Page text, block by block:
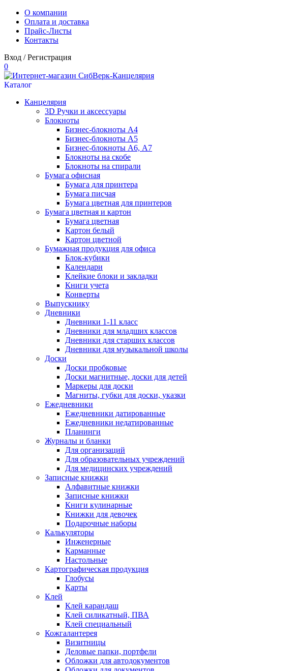
О компании
Оплата и доставка
Прайс-Листы
Контакты
Вход /Регистрация
0
Каталог
Канцелярия
3D Ручки и аксесcуары
Блокноты
Бизнес-блокноты А4
Бизнес-блокноты А5
Бизнес-блокноты А6, А7
Блокноты на скобе
Блокноты на спирали
Бумага офисная
Бумага для принтера
Бумага писчая
Бумага цветная для принтеров
Бумага цветная и картон
Бумага цветная
Картон белый
Картон цветной
Бумажная продукция для офиса
Блок-кубики
Календари
Клейкие блоки и закладки
Книги учета
Конверты
Выпускнику
Дневники
Дневники 1-11 класс
Дневники для младших классов
Дневники для старших классов
Дневники для музыкальной школы
Доски
Доски пробковые
Доски магнитные, доски для детей
Маркеры для доски
Магниты, губки для доски, указки
Ежедневники
Ежедневники датированные
Ежедневники недатированные
Планинги
Журналы и бланки
Для организаций
Для образовательных учреждений
Для медицинских учреждений
Записные книжки
Алфавитные книжки
Записные книжки
Книги кулинарные
Книжки для девочек
Подарочные наборы
Калькуляторы
Инженерные
Карманные
Настольные
Картографическая продукция
Глобусы
Карты
Клей
Клей карандаш
Клей силикатный, ПВА
Клей специальный
Кожгалантерея
Визитницы
Деловые папки, портфели
Обложки для автодокументов